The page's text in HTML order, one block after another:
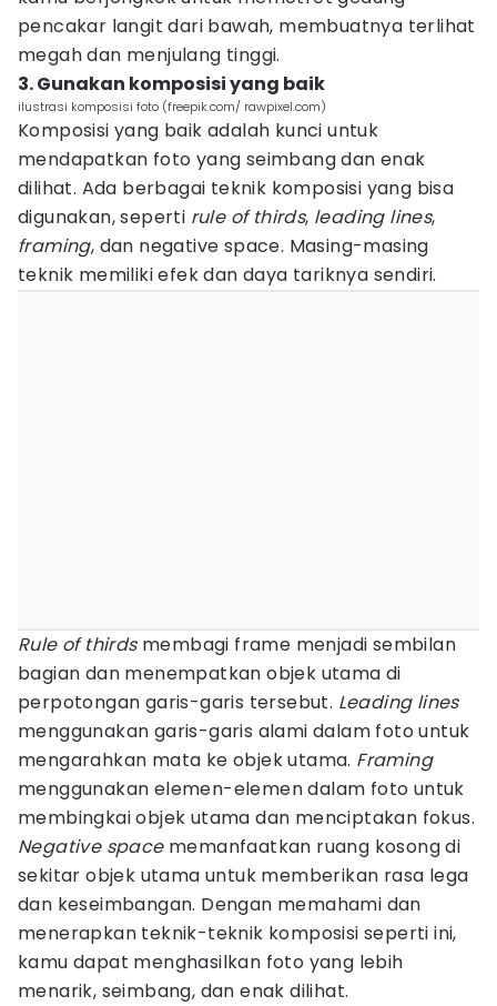
pencakar langit dari bawah, membuatnya terlihat
megah dan menjulang tinggi.
3. Gunakan komposisi yang baik
ilustrasi komposisi foto (freepik.com/ rawpixel.com)
Komposisi yang baik adalah kunci untuk
mendapatkan foto yang seimbang dan enak
dilihat. Ada berbagai teknik komposisi yang bisa
digunakan, seperti rule of thirds, leading lines,
framing, dan negative space. Masing-masing
teknik memiliki efek dan daya tariknya sendiri.
Rule of thirdsmembagi frame menjadi sembilan
bagian dan menempatkan objek utama di
perpotongan garis-garis tersebut. Leading lines
menggunakan garis-garis alami dalam foto untuk
mengarahkan mata ke objek utama. Framing
menggunakan elemen-elemen dalam foto untuk
membingkai objek utama dan menciptakan fokus.
Negative spacememanfaatkan ruang kosong di
sekitar objek utama untuk memberikan rasa lega
dan keseimbangan. Dengan memahami dan
menerapkan teknik-teknik komposisi seperti ini,
kamu dapat menghasilkan foto yang lebih
menarik, seimbang, dan enak dilihat.